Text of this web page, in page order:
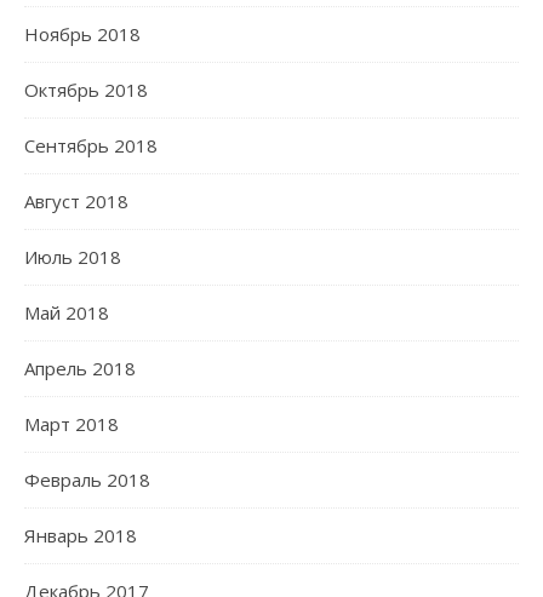
Ноябрь 2018
Октябрь 2018
Сентябрь 2018
Август 2018
Июль 2018
Май 2018
Апрель 2018
Март 2018
Февраль 2018
Январь 2018
Декабрь 2017